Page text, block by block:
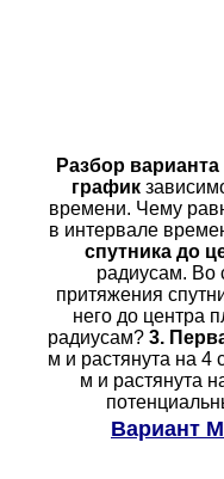
Разбор в
график
времени. Чему
в интервале
спутника до
радиусам. Во
притяжения
него до центра
радиусам? 3.
м и растянута на 4
м и растянута
Вариант